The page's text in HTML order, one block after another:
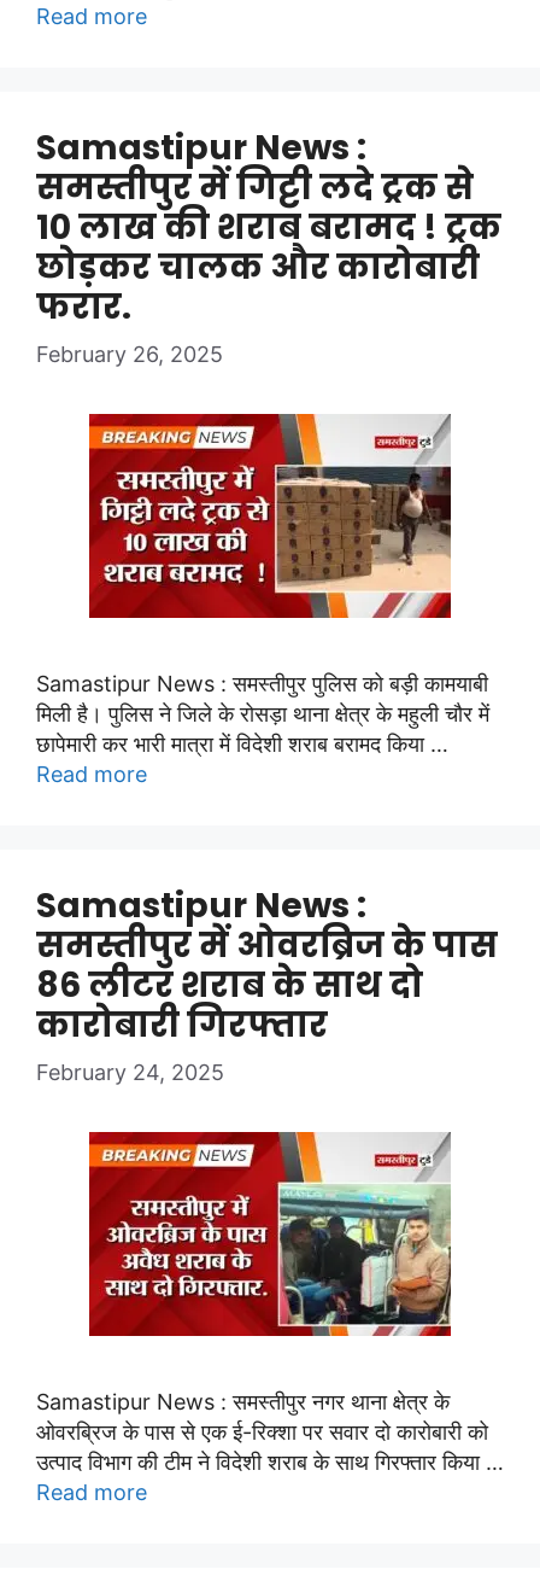
Read more
Samastipur News :
समस्तीपुर में गिट्टी लदे ट्रक से
10 लाख की शराब बरामद ! ट्रक
छोड़कर चालक और कारोबारी
फरार.
February 26, 2025
Samastipur News : समस्तीपुर पुलिस को बड़ी कामयाबी
मिली है। पुलिस ने जिले के रोसड़ा थाना क्षेत्र के महुली चौर में
छापेमारी कर भारी मात्रा में विदेशी शराब बरामद किया …
Read more
Samastipur News :
समस्तीपुर में ओवरब्रिज के पास
86 लीटर शराब के साथ दो
कारोबारी गिरफ्तार
February 24, 2025
Samastipur News : समस्तीपुर नगर थाना क्षेत्र के
ओवरब्रिज के पास से एक ई-रिक्शा पर सवार दो कारोबारी को
उत्पाद विभाग की टीम ने विदेशी शराब के साथ गिरफ्तार किया …
Read more